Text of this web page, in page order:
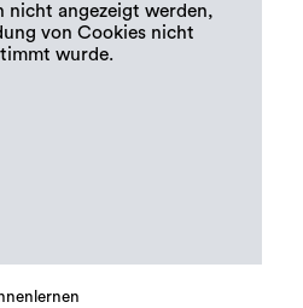
nicht angezeigt werden,
von Cookies nicht
wurde.